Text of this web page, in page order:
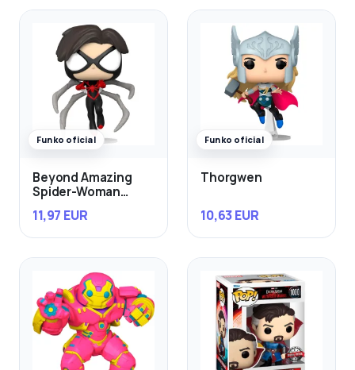
Funko oficial
Beyond Amazing
Spider-Woman
Exclusivo
11,97 EUR
Funko oficial
Thorgwen
10,63 EUR